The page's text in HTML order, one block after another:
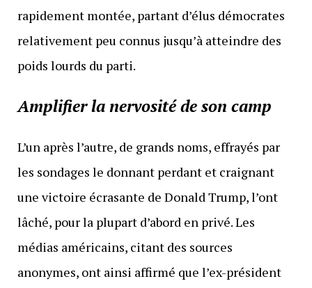
rapidement montée, partant d’élus démocrates
relativement peu connus jusqu’à atteindre des
poids lourds du parti.
Amplifier la nervosité de son camp
L’un après l’autre, de grands noms, effrayés par
les sondages le donnant perdant et craignant
une victoire écrasante de Donald Trump, l’ont
lâché, pour la plupart d’abord en privé. Les
médias américains, citant des sources
anonymes, ont ainsi affirmé que l’ex-président